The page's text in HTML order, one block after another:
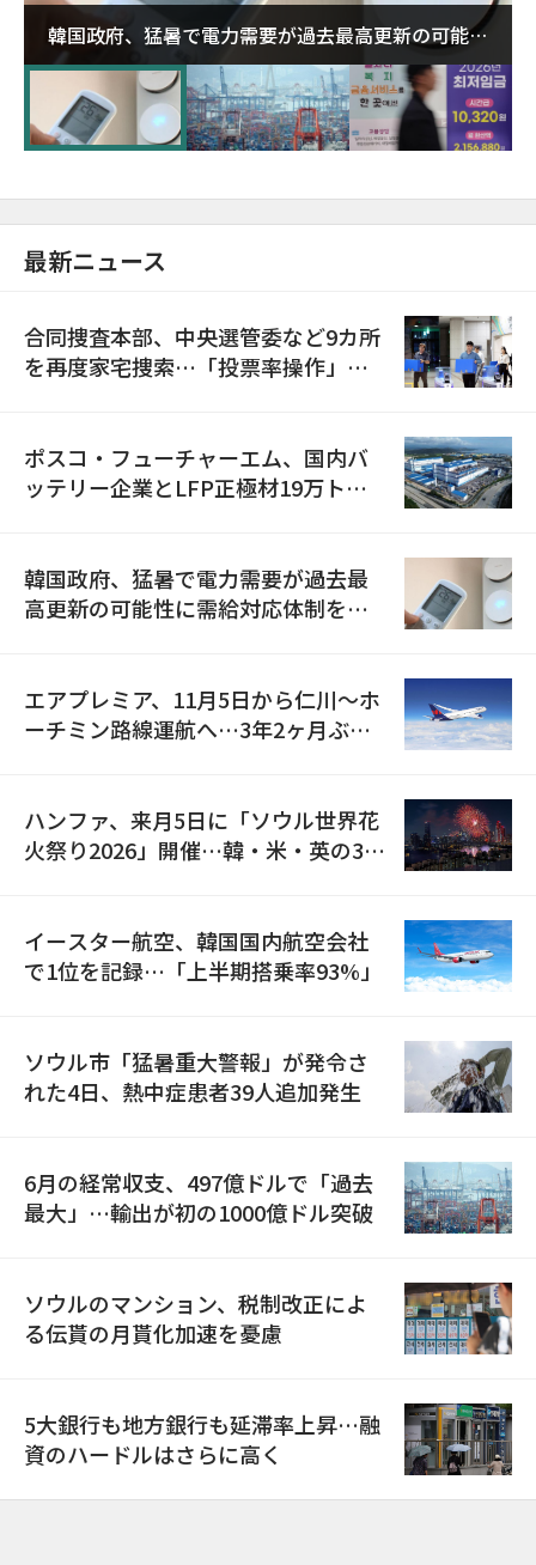
韓国政府、猛暑で電力需要が過去最高更新の可能性
に需給対応体制を点検
最新ニュース
合同捜査本部、中央選管委など9カ所
を再度家宅捜索…「投票率操作」の
ポスコ・フューチャーエム、国内バ
ッテリー企業とLFP正極材19万トン
韓国政府、猛暑で電力需要が過去最
高更新の可能性に需給対応体制を点
エアプレミア、11月5日から仁川〜ホ
ーチミン路線運航へ…3年2ヶ月ぶり
ハンファ、来月5日に「ソウル世界花
火祭り2026」開催…韓・米・英の3カ
イースター航空、韓国国内航空会社
で1位を記録…「上半期搭乗率93%」
ソウル市「猛暑重大警報」が発令さ
れた4日、熱中症患者39人追加発生
6月の経常収支、497億ドルで「過去
最大」…輸出が初の1000億ドル突破
ソウルのマンション、税制改正によ
る伝貰の月貰化加速を憂慮
5大銀行も地方銀行も延滞率上昇…融
資のハードルはさらに高く